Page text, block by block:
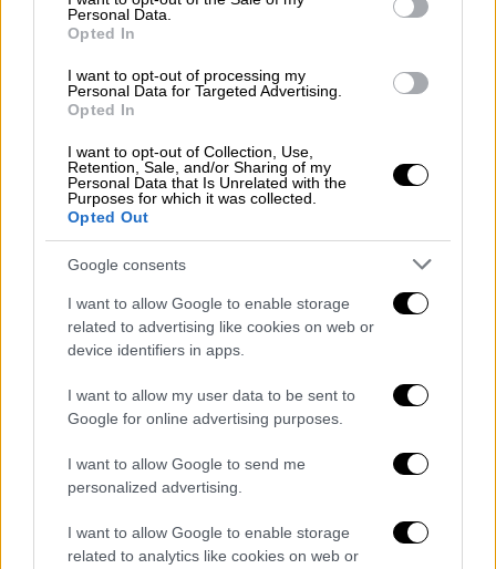
Personal Data.
Opted In
I want to opt-out of processing my
Personal Data for Targeted Advertising.
Opted In
I want to opt-out of Collection, Use,
Retention, Sale, and/or Sharing of my
Personal Data that Is Unrelated with the
Purposes for which it was collected.
Opted Out
Google consents
I want to allow Google to enable storage
related to advertising like cookies on web or
device identifiers in apps.
I want to allow my user data to be sent to
Google for online advertising purposes.
I want to allow Google to send me
personalized advertising.
I want to allow Google to enable storage
related to analytics like cookies on web or
Η είσοδος στο στάδιο